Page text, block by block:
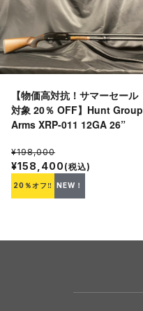
【物価高対抗！サマーセール
対象 20％ OFF】Hunt Group
Arms XRP-011 12GA 26”
¥198,000
¥158,400 (税込)
20％オフ‼ NEW！